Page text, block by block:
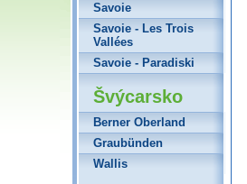
Savoie
Savoie - Les Trois
Vallées
Savoie - Paradiski
Švýcarsko
Berner Oberland
Graubünden
Wallis